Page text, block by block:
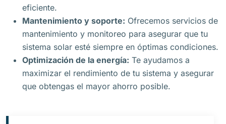
eficiente.
Mantenimiento y soporte: Ofrecemos servicios de
mantenimiento y monitoreo para asegurar que tu
sistema solar esté siempre en óptimas condiciones.
Optimización de la energía: Te ayudamos a
maximizar el rendimiento de tu sistema y asegurar
que obtengas el mayor ahorro posible.